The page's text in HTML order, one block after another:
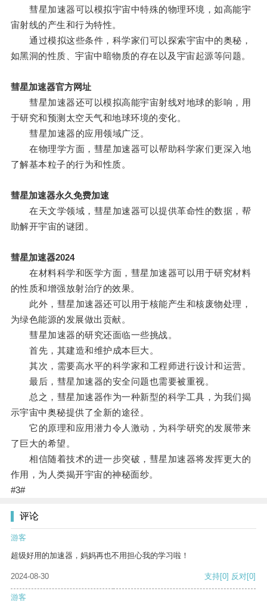
彗星加速器可以模拟宇宙中特殊的物理环境，如高能宇
宙射线的产生和行为特性。
通过模拟这些条件，科学家们可以探索宇宙中的奥秘，
如黑洞的性质、宇宙中暗物质的存在以及宇宙起源等问题。
彗星加速器官方网址
彗星加速器还可以模拟高能宇宙射线对地球的影响，用
于研究和预测太空天气和地球环境的变化。
彗星加速器的应用领域广泛。
在物理学方面，彗星加速器可以帮助科学家们更深入地
了解基本粒子的行为和性质。
彗星加速器永久免费加速
在天文学领域，彗星加速器可以提供革命性的数据，帮
助解开宇宙的谜团。
彗星加速器2024
在材料科学和医学方面，彗星加速器可以用于研究材料
的性质和增强放射治疗的效果。
此外，彗星加速器还可以用于核能产生和核废物处理，
为绿色能源的发展做出贡献。
彗星加速器的研究还面临一些挑战。
首先，其建造和维护成本巨大。
其次，需要高水平的科学家和工程师进行设计和运营。
最后，彗星加速器的安全问题也需要被重视。
总之，彗星加速器作为一种新型的科学工具，为我们揭
示宇宙中奥秘提供了全新的途径。
它的原理和应用潜力令人激动，为科学研究的发展带来
了巨大的希望。
相信随着技术的进一步突破，彗星加速器将发挥更大的
作用，为人类揭开宇宙的神秘面纱。
#3#
评论
游客
超级好用的加速器，妈妈再也不用担心我的学习啦！
2024-08-30 支持[0] 反对[0]
游客